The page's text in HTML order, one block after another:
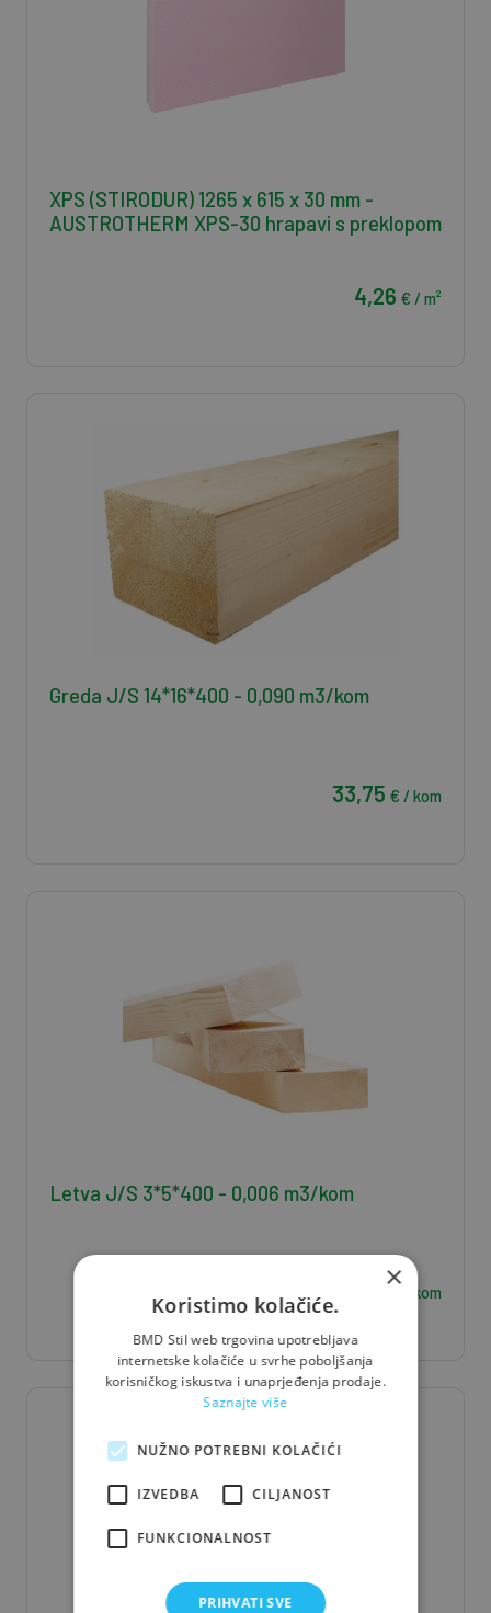
XPS (STIRODUR) 1265 x 615 x 30 mm -
AUSTROTHERM XPS-30 hrapavi s preklopom
4,26 € / m²
Greda J/S 14*16*400 - 0,090 m3/kom
33,75 € / kom
Letva J/S 3*5*400 - 0,006 m3/kom
2,36 € / kom
×
Koristimo kolačiće.
BMD Stil web trgovina upotrebljava
internetske kolačiće u svrhe poboljšanja
korisničkog iskustva i unaprjeđenja prodaje.
Saznajte više
NUŽNO POTREBNI KOLAČIĆI
IZVEDBA CILJANOST
FUNKCIONALNOST
PRIHVATI SVE